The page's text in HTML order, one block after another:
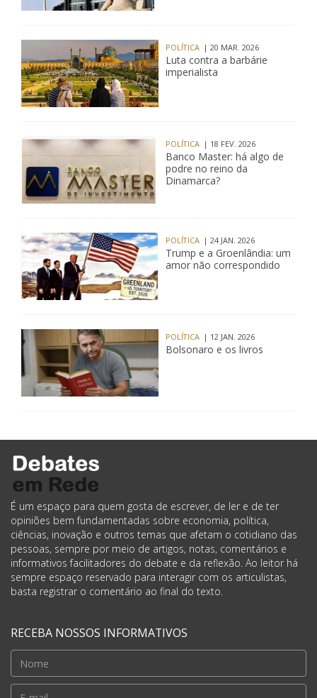
POLÍTICA | 20 MAR. 2026
Luta contra a barbárie
imperialista
POLÍTICA | 18 FEV. 2026
Banco Master: há algo de
podre no reino da
Dinamarca?
POLÍTICA | 24 JAN. 2026
Trump e a Groenlândia: um
amor não correspondido
POLÍTICA | 12 JAN. 2026
Bolsonaro e os livros
É um espaço para quem gosta de escrever, de ler e de ter
opiniões bem fundamentadas sobre economia, política,
ciências, inovação e outros temas que afetam o cotidiano das
pessoas, sempre por meio de artigos, notas, comentários e
informativos facilitadores do debate e da reflexão. Ao leitor há
sempre espaço reservado para interagir com os articulistas,
basta registrar o comentário ao final do texto.
RECEBA NOSSOS INFORMATIVOS